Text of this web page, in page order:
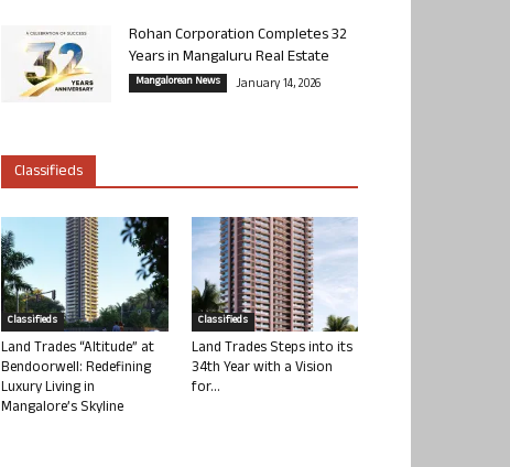
Rohan Corporation Completes 32
Years in Mangaluru Real Estate
Mangalorean News January 14, 2026
Classifieds
Classifieds
Land Trades “Altitude” at
Bendoorwell: Redefining
Luxury Living in
Mangalore’s Skyline
Classifieds
Land Trades Steps into its
34th Year with a Vision
for...